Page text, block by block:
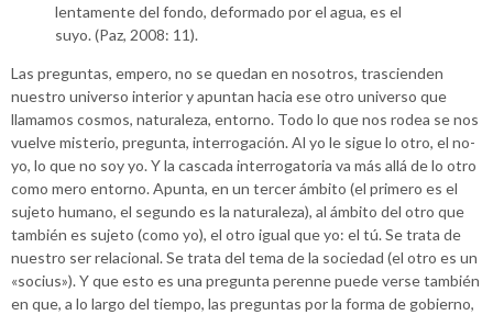
lentamente del fondo, deformado por el agua, es el
suyo. (Paz, 2008: 11).
Las preguntas, empero, no se quedan en nosotros, trascienden
nuestro universo interior y apuntan hacia ese otro universo que
llamamos cosmos, naturaleza, entorno. Todo lo que nos rodea se nos
vuelve misterio, pregunta, interrogación. Al yo le sigue lo otro, el no-
yo, lo que no soy yo. Y la cascada interrogatoria va más allá de lo otro
como mero entorno. Apunta, en un tercer ámbito (el primero es el
sujeto humano, el segundo es la naturaleza), al ámbito del otro que
también es sujeto (como yo), el otro igual que yo: el tú. Se trata de
nuestro ser relacional. Se trata del tema de la sociedad (el otro es un
«socius»). Y que esto es una pregunta perenne puede verse también
en que, a lo largo del tiempo, las preguntas por la forma de gobierno,